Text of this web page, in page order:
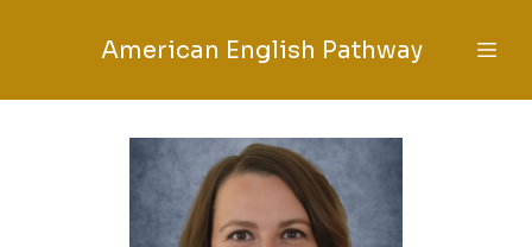
American English Pathway